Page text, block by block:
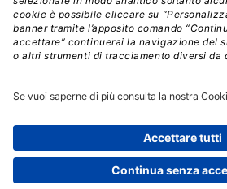
Edizioni LSWR
LSWR Group
Mixer è un prodotto del network Edra Edizioni.
redazione, pubblicità | © Copyright 2026 – Tutti i
14392510963